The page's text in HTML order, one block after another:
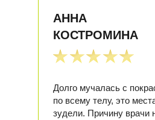
АННА
КОСТРОМИНА
Долго мучалась с
по всему телу, это
зудели. Причину врачи